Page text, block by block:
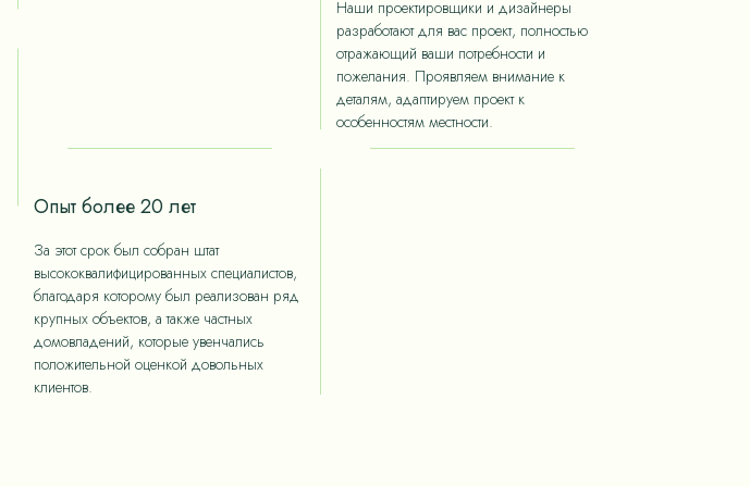
Наши проектировщики и дизайнеры
разработают для вас проект, полностью
отражающий ваши потребности и
пожелания. Проявляем внимание к
деталям, адаптируем проект к
особенностям местности.
Опыт более 20 лет
За этот срок был собран штат
высококвалифицированных специалистов,
благодаря которому был реализован ряд
крупных объектов, а также частных
домовладений, которые увенчались
положительной оценкой довольных
клиентов.